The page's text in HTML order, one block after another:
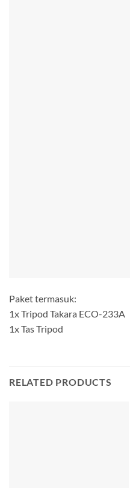
Paket termasuk:
1x Tripod Takara ECO-233A
1x Tas Tripod
RELATED PRODUCTS